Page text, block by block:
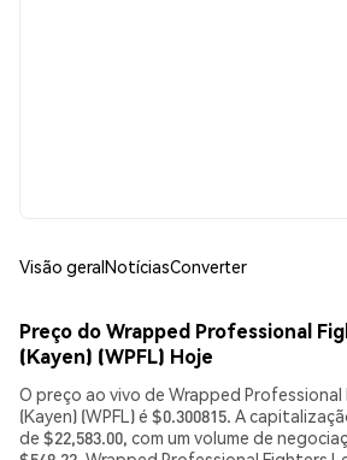
Visão geralNotíciasConverter
Preço do Wrapped Professional
(Kayen) (WPFL) Hoje
O preço ao vivo de Wrapped
(Kayen) (WPFL) é $0.300815. A
de $22,583.00, com um volume de